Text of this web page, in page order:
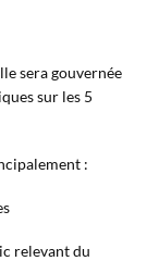
sera gouvernée
sur les 5
:
relevant du